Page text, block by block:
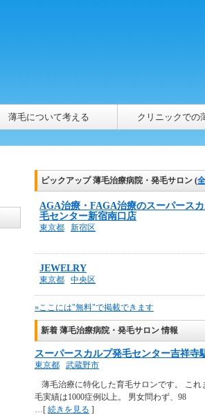
薄毛について考える クリニックでの
ピックアップ 薄毛治療病院・発毛サロン (
AGA治療・FAGA治療のスーパース
毛センター新宿南口店
東京都 新宿区
JEWELRY
東京都 中央区
»ここには"無料"で掲載できます
新着 薄毛治療病院・発毛サロン 情報
スーパースカルプ発毛センター吉祥寺
東京都
武蔵野市
薄毛治療に特化した育毛サロンです。 これ
毛実績は1000症例以上。 男女問わず、98
…[ 続きを見る ]